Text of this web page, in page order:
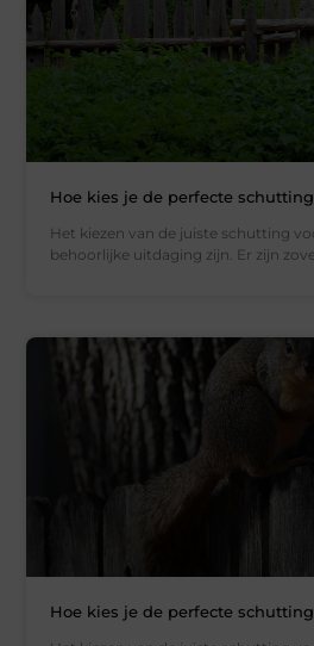
Hoe kies je de perfecte
Het kiezen van de juiste schutting
behoorlijke uitdaging zijn. Er zijn
Hoe kies je de perfecte